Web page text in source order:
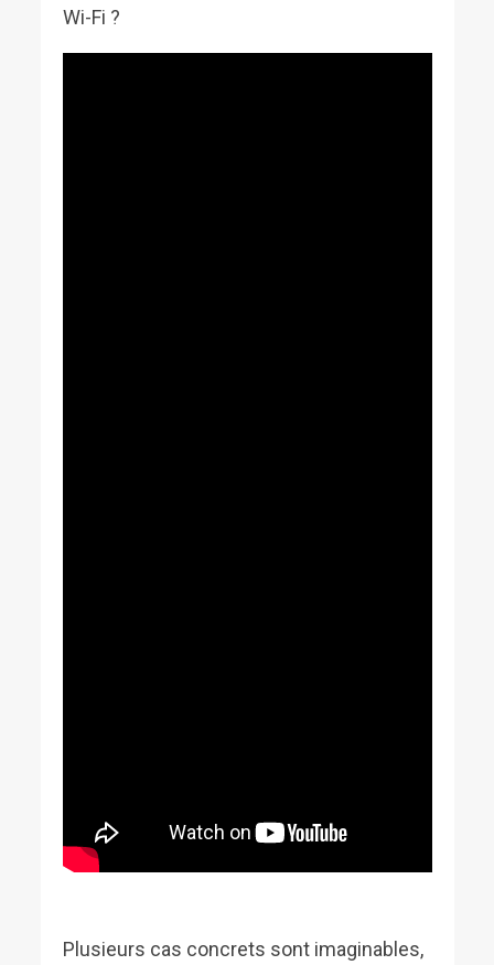
Wi-Fi ?
Plusieurs cas concrets sont imaginables,